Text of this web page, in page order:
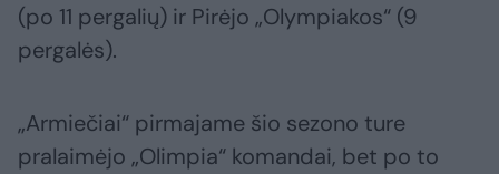
(po 11 pergalių) ir Pirėjo „Olympiakos“ (9
pergalės).
„Armiečiai“ pirmajame šio sezono ture
pralaimėjo „Olimpia“ komandai, bet po to